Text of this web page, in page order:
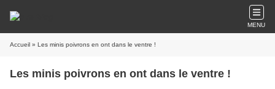
MENU
Accueil » Les minis poivrons en ont dans le ventre !
Les minis poivrons en ont dans le ventre !